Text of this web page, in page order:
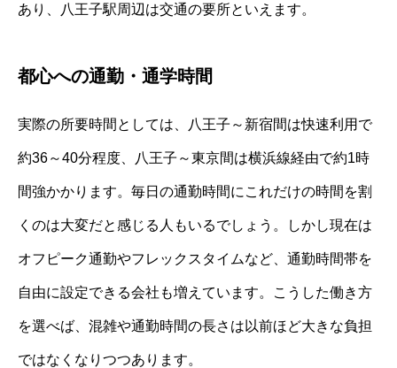
あり、八王子駅周辺は交通の要所といえます。
都心への通勤・通学時間
実際の所要時間としては、八王子～新宿間は快速利用で
約36～40分程度、八王子～東京間は横浜線経由で約1時
間強かかります。毎日の通勤時間にこれだけの時間を割
くのは大変だと感じる人もいるでしょう。しかし現在は
オフピーク通勤やフレックスタイムなど、通勤時間帯を
自由に設定できる会社も増えています。こうした働き方
を選べば、混雑や通勤時間の長さは以前ほど大きな負担
ではなくなりつつあります。